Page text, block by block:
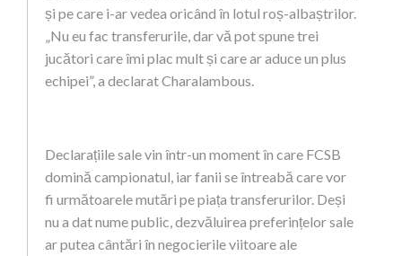
și pe care i-ar vedea oricând în lotul roș-albaștrilor.
„Nu eu fac transferurile, dar vă pot spune trei
jucători care îmi plac mult și care ar aduce un plus
echipei”, a declarat Charalambous.
Declarațiile sale vin într-un moment în care FCSB
domină campionatul, iar fanii se întreabă care vor
fi următoarele mutări pe piața transferurilor. Deși
nu a dat nume public, dezvăluirea preferințelor sale
ar putea cântări în negocierile viitoare ale